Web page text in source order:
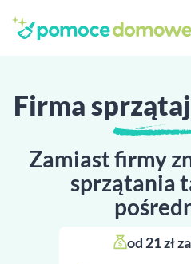
Firma
Zamiast firmy
sprzątania
od 21 zł